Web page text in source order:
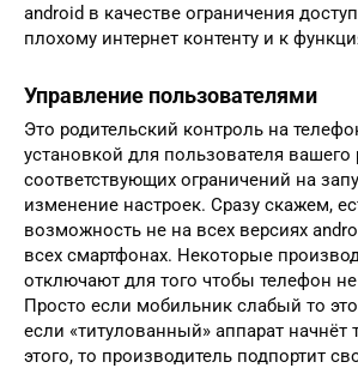
android в качестве ограничения
плохому интернет контенту и к
Управление пользователями
Это родительский контроль на
установкой для пользователя вашего
соответствующих ограничений на
изменение настроек. Сразу скажем,
возможность не на всех версиях
всех смартфонах. Некоторые
отключают для того чтобы телефон
Просто если мобильник слабый то
если «титулованный» аппарат начнёт
этого, то производитель подпортит